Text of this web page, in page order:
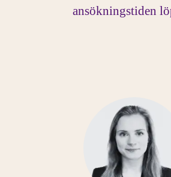
ansökningstiden